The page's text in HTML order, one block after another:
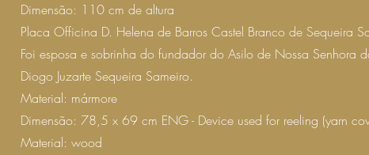
Dimensão: 110 cm de altura
Placa Officina D. Helena de Barros Castel Branco de Sequeira
Foi esposa e sobrinha do fundador do Asilo de Nossa Senhora
Diogo Juzarte Sequeira Sameiro.
Material: mármore
Dimensão: 78,5 x 69 cm ENG - Device used for reeling (yarn
Material: wood